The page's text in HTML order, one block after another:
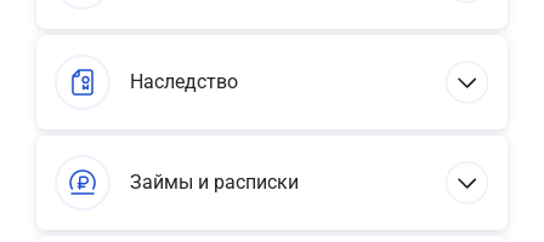
Наследство
Займы и расписки